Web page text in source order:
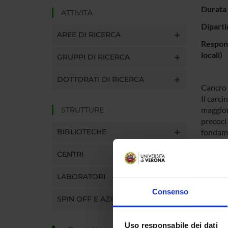
Consenso
Uso responsabile dei dati
ATTIVITÀ
AREE DI RICERCA
GRUPPI DI RICERCA
DOTTORATI DI RICERCA
STRUTTURE
BIBLIOTECHE
CENTRI
LABORATORI
SPIN OFF E AZIENDE
Durata
locali)
Il
ha
per la
eventi